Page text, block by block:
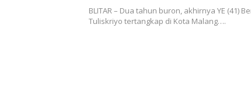
BLITAR – Dua tahun buron, akhirnya YE (41)
Tuliskriyo tertangkap di Kota Malang….